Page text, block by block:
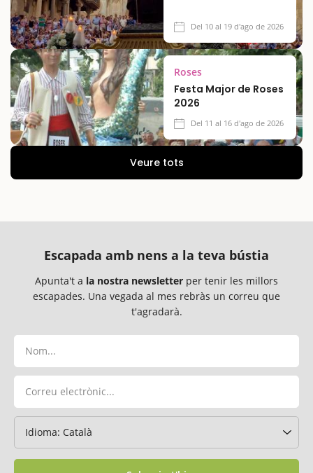
Del 10 al 19 d'ago de 2026
Roses
Festa Major de Roses
2026
Del 11 al 16 d'ago de 2026
Veure tots
Escapada amb nens a la teva bústia
Apunta't a la nostra newsletter per tenir les millors
escapades. Una vegada al mes rebràs un correu que
t'agradarà.